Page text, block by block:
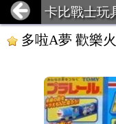
卡比戰士玩
多啦A夢 歡樂